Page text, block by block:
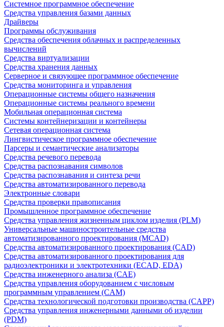
Системное программное обеспечение
Средства управления базами данных
Драйверы
Программы обслуживания
Средства обеспечения облачных и распределенных
вычислений
Средства виртуализации
Средства хранения данных
Серверное и связующее программное обеспечение
Средства мониторинга и управления
Операционные системы общего назначения
Операционные системы реального времени
Мобильная операционная система
Системы контейнеризации и контейнеры
Сетевая операционная система
Лингвистическое программное обеспечение
Парсеры и семантические анализаторы
Средства речевого перевода
Средства распознавания символов
Средства распознавания и синтеза речи
Средства автоматизированного перевода
Электронные словари
Средства проверки правописания
Промышленное программное обеспечение
Средства управления жизненным циклом изделия (PLM)
Универсальные машиностроительные средства
автоматизированного проектирования (MCAD)
Средства автоматизированного проектирования (CAD)
Средства автоматизированного проектирования для
радиоэлектроники и электротехники (ECAD, EDA)
Средства инженерного анализа (CAE)
Средства управления оборудованием с числовым
программным управлением (CAM)
Средства технологической подготовки производства (CAPP)
Средства управления инженерными данными об изделии
(PDM)